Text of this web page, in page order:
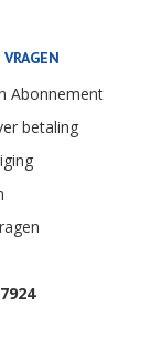
Abonnement
betaling